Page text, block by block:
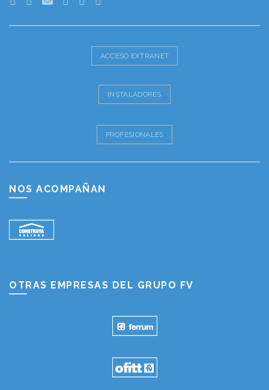
ACCESO EXTRANET
INSTALADORES
PROFESIONALES
NOS ACOMPAÑAN
OTRAS EMPRESAS DEL GRUPO FV